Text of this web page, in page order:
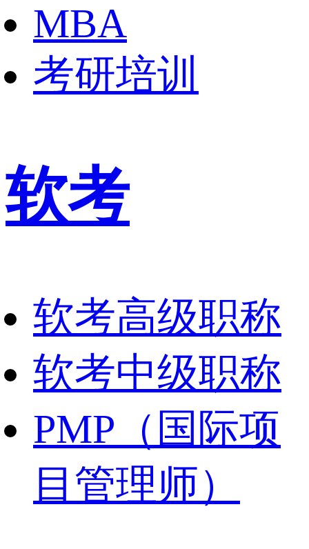
MBA
考研培训
软考
软考高级职称
软考中级职称
PMP（国际项
目管理师）